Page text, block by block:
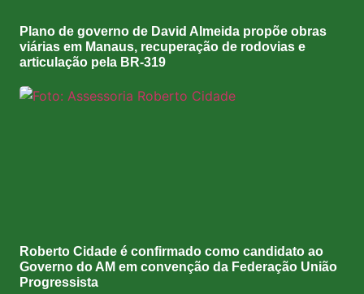
Plano de governo de David Almeida propõe obras
viárias em Manaus, recuperação de rodovias e
articulação pela BR-319
Roberto Cidade é confirmado como candidato ao
Governo do AM em convenção da Federação União
Progressista